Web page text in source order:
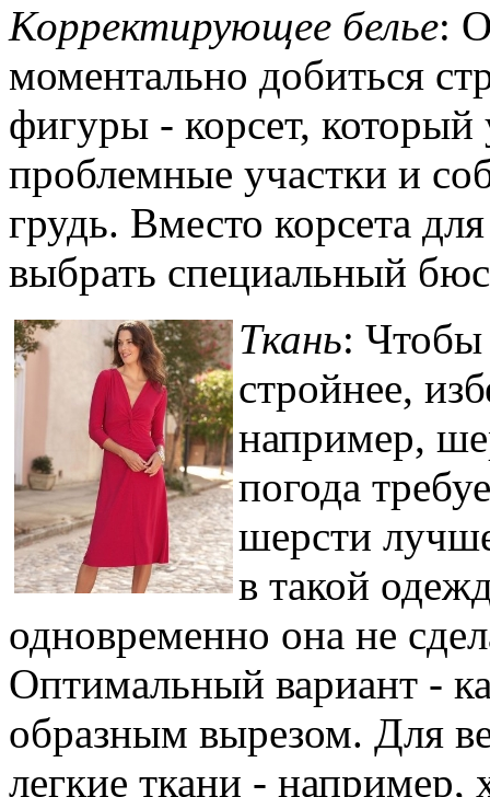
Корректирующее белье:
моментально добиться
фигуры - корсет, который
проблемные участки и
грудь. Вместо корсета
выбрать специальный
Ткань: Чтобы
стройнее,
например,
погода
шерсти
в такой
одновременно она не
Оптимальный вариант -
образным вырезом. Для
легкие ткани - например,